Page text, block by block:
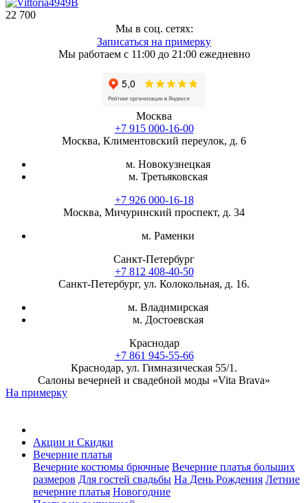
22 700
Мы в соц. сетях:
Записаться на примерку
Мы работаем с 11:00 до 21:00 ежедневно
Москва
+7 915 000-16-00
Москва, Климентовский переулок, д. 6
м. Новокузнецкая
м. Третьяковская
+7 926 000-16-18
Москва, Мичуринский проспект, д. 34
м. Раменки
Санкт-Петербург
+7 812 408-40-50
Санкт-Петербург, ул. Колокольная, д. 16.
м. Владимирская
м. Достоевская
Краснодар
+7 861 945-55-66
Краснодар, ул. Гимназическая 55/1.
Салоны вечерней и свадебной моды «Vita Brava»
На примерку
Акции и Скидки
Вечерние платья
Вечерние костюмы брючные Вечерние платья больших
размеров Для гостей свадьбы На День Рождения Летние
вечерние платья Новогодние